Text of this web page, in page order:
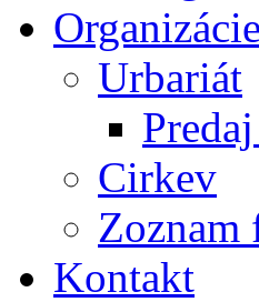
Organizácie
Urbariát
Cirkev
Zoznam
Kontakt